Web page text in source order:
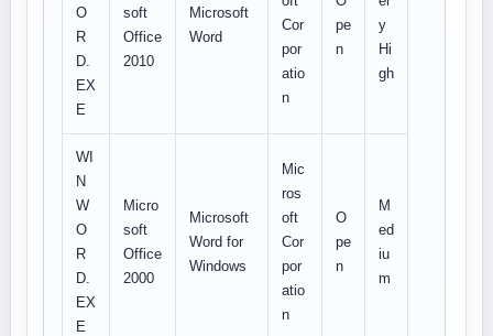
O
R
D.
EX
E
soft
Office
2010
Microsoft
Word
Cor
por
atio
n
pe
n
y
Hi
gh
WI
N
W
O
R
D.
EX
E
Micro
soft
Office
2000
Microsoft
Word for
Windows
Mic
ros
oft
Cor
por
atio
n
O
pe
n
M
ed
iu
m